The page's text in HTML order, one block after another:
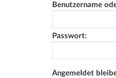
Benutzername
Passwort:
Angemeldet